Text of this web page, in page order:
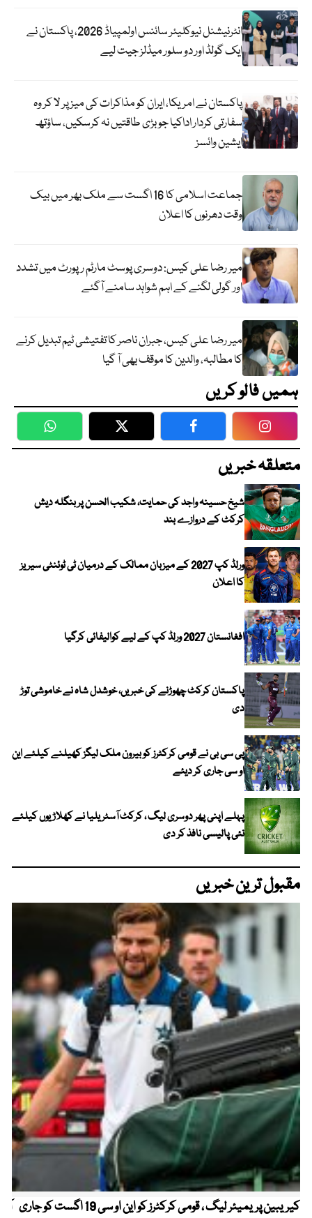
انٹرنیشنل نیوکلیئر سائنس اولمپیاڈ 2026، پاکستان نے
ایک گولڈ اور دو سلور میڈلز جیت لیے
پاکستان نے امریکا، ایران کو مذاکرات کی میز پر لا کر وہ
سفارتی کردار اداکیا جو بڑی طاقتیں نہ کرسکیں، ساؤتھ
ایشین وائسز
جماعت اسلامی کا 16 اگست سے ملک بھر میں بیک
وقت دھرنوں کا اعلان
میر رضا علی کیس: دوسری پوسٹ مارٹم رپورٹ میں تشدد
اور گولی لگنے کے اہم شواہد سامنے آگئے
میر رضا علی کیس، جبران ناصر کا تفتیشی ٹیم تبدیل کرنے
کا مطالبہ، والدین کا موقف بھی آ گیا
ہمیں فالو کریں
WhatsApp Twitter Facebook
متعلقہ خبریں
شیخ حسینہ واجد کی حمایت، شکیب الحسن پر بنگلہ دیش
کرکٹ کے دروازے بند
ورلڈ کپ 2027 کے میزبان ممالک کے درمیان ٹی ٹوئنٹی سیریز
کا اعلان
افغانستان 2027 ورلڈ کپ کے لیے کوالیفائی کرگیا
پاکستان کرکٹ چھوڑنے کی خبریں، خوشدل شاہ نے خاموشی توڑ
دی
پی سی بی نے قومی کرکٹرز کو بیرون ملک لیگز کھیلنے کیلئے این
او سی جاری کر دیئے
پہلے اپنی پھر دوسری لیگ ، کرکٹ آسٹریلیا نے کھلاڑیوں کیلئے
نئی پالیسی نافذ کر دی
مقبول ترین خبریں
کیریبین پریمیئر لیگ ، قومی کرکٹرز کو این او سی 19 اگست کو جاری